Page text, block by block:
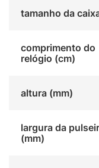
tamanho da
comprimento do
relógio (cm)
altura (mm)
largura da
(mm)